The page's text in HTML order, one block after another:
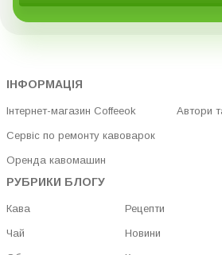
ІНФОРМАЦІЯ
Інтернет-магазин Coffeeok
Сервіс по ремонту кавоварок
Оренда кавомашин
Автори
РУБРИКИ БЛОГУ
Кава
Чай
Рецепти
Новини